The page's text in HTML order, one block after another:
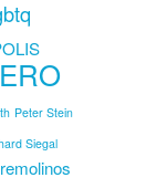
Peter Stein
Siegal